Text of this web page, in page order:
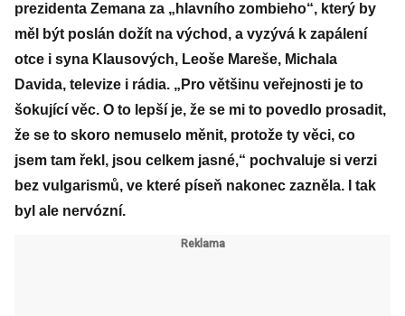
prezidenta Zemana za „hlavního zombieho“, který by
měl být poslán dožít na východ, a vyzývá k zapálení
otce i syna Klausových, Leoše Mareše, Michala
Davida, televize i rádia. „Pro většinu veřejnosti je to
šokující věc. O to lepší je, že se mi to povedlo prosadit,
že se to skoro nemuselo měnit, protože ty věci, co
jsem tam řekl, jsou celkem jasné,“ pochvaluje si verzi
bez vulgarismů, ve které píseň nakonec zazněla. I tak
byl ale nervózní.